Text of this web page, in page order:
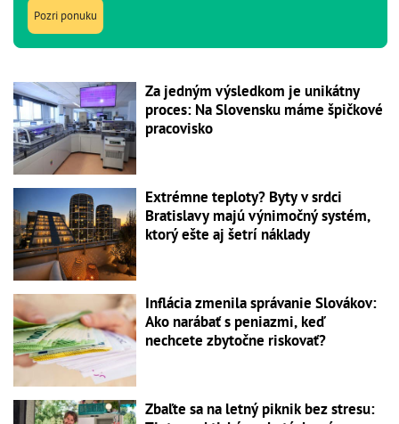
Pozri ponuku
Za jedným výsledkom je unikátny
proces: Na Slovensku máme špičkové
pracovisko
Extrémne teploty? Byty v srdci
Bratislavy majú výnimočný systém,
ktorý ešte aj šetrí náklady
Inflácia zmenila správanie Slovákov:
Ako narábať s peniazmi, keď
nechcete zbytočne riskovať?
Zbaľte sa na letný piknik bez stresu: